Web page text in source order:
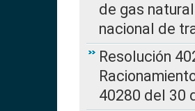
de gas
nacional de
Resolución
40280 del 30